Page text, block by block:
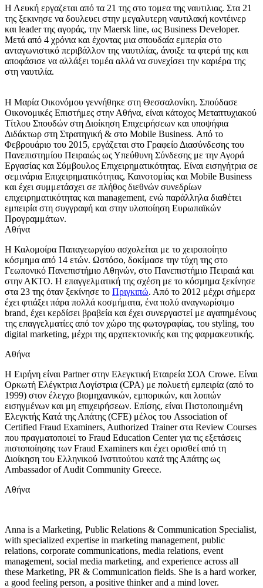
Η Λευκή εργαζεται από τα 21 της στο τομεα της ναυτιλιας. Στα 21
της ξεκινησε να δουλευει στην μεγαλυτερη ναυτιλακή κοντέινερ
και leader της αγοράς, την Maersk line, ως Business Developer.
Mετά από 4 χρόνια και έχοντας μια σπουδαία εμπερία στο
ανταγωνιστικό περιβάλλον της ναυτιλίας, άνοιξε τα φτερά της και
αποφάσισε να αλλάξει τομέα αλλά να συνεχίσει την καριέρα της
στη ναυτιλία.
Η Μαρία Οικονόμου γεννήθηκε στη Θεσσαλονίκη. Σπούδασε
Οικονομικές Επιστήμες στην Αθήνα, είναι κάτοχος Μεταπτυχιακού
Τίτλου Σπουδών στη Διοίκηση Επιχειρήσεων και υποψήφια
Διδάκτωρ στη Στρατηγική & στο Mobile Business. Από το
Φεβρουάριο του 2015, εργάζεται στο Γραφείο Διασύνδεσης του
Πανεπιστημίου Πειραιώς ως Υπεύθυνη Σύνδεσης με την Αγορά
Εργασίας και Σύμβουλος Επιχειρηματικότητας. Είναι εισηγήτρια σε
σεμινάρια Επιχειρηματικότητας, Καινοτομίας και Mobile Business
και έχει συμμετάσχει σε πλήθος διεθνών συνεδρίων
επιχειρηματικότητας και management, ενώ παράλληλα διαθέτει
εμπειρία στη συγγραφή και στην υλοποίηση Ευρωπαϊκών
Προγραμμάτων.
Αθήνα
Η Καλομοίρα Παπαγεωργίου ασχολείται με το χειροποίητο
κόσμημα από 14 ετών. Ωστόσο, δοκίμασε την τύχη της στο
Γεωπονικό Πανεπιστήμιο Αθηνών, στο Πανεπιστήμιο Πειραιά και
στην ΑΚΤΟ. Η επαγγελματική της σχέση με το κόσμημα ξεκίνησε
στα 23 της όταν ξεκίνησε το Πριγκιπώ. Από το 2012 μέχρι σήμερα
έχει φτιάξει πάρα πολλά κοσμήματα, ένα πολύ αναγνωρίσιμο
brand, έχει κερδίσει βραβεία και έχει συνεργαστεί με αγαπημένους
της επαγγελματίες από τον χώρο της φωτογραφίας, του styling, του
digital marketing, μέχρι της αρχιτεκτονικής και της φαρμακευτικής.
Αθήνα
Η Ειρήνη είναι Partner στην Ελεγκτική Εταιρεία ΣΟΛ Crowe. Είναι
Ορκωτή Ελέγκτρια Λογίστρια (CPA) με πολυετή εμπειρία (από το
1999) στον έλεγχο βιομηχανικών, εμπορικών, και λοιπών
εισηγμένων και μη επιχειρήσεων. Επίσης, είναι Πιστοποιημένη
Ελεγκτής Κατά της Απάτης (CFE) μέλος του Association of
Certified Fraud Examiners, Authorized Trainer στα Review Courses
που πραγματοποιεί το Fraud Education Center για τις εξετάσεις
πιστοποίησης των Fraud Examiners και έχει ορισθεί από τη
Διοίκηση του Ελληνικού Ινστιτούτου κατά της Απάτης ως
Ambassador of Audit Community Greece.
Αθήνα
Anna is a Marketing, Public Relations & Communication Specialist,
with specialized expertise in marketing management, public
relations, corporate communications, media relations, event
management, social media marketing, and experience across all
these Marketing, PR & Communication fields. She is a hard worker,
a good feeling person, a positive thinker and a mind lover.